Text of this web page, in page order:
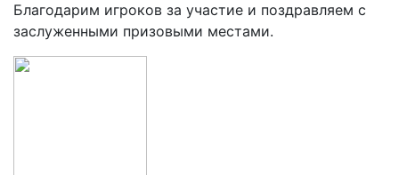
Благодарим игроков за участие и поздравляем с
заслуженными призовыми местами.